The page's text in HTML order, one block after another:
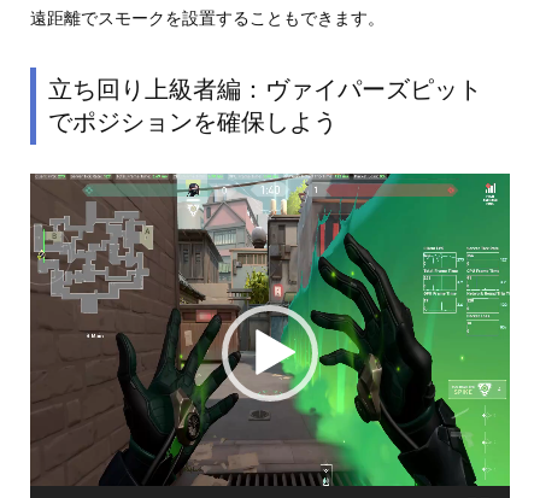
遠距離でスモークを設置することもできます。
立ち回り上級者編：ヴァイパーズピット
でポジションを確保しよう
画
プ
レ
ー